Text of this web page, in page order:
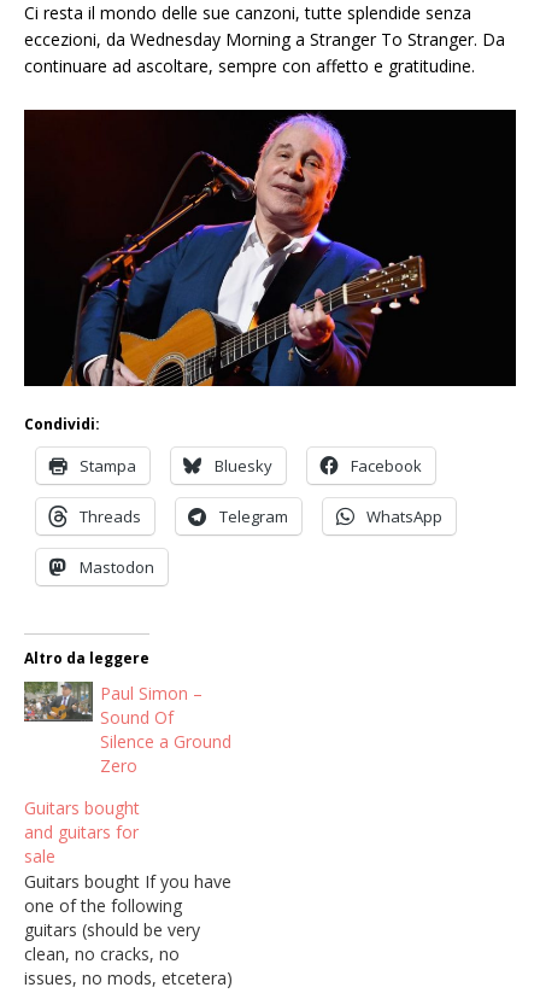
Ci resta il mondo delle sue canzoni, tutte splendide senza
eccezioni, da Wednesday Morning a Stranger To Stranger. Da
continuare ad ascoltare, sempre con affetto e gratitudine.
Condividi:
Stampa Bluesky Facebook
Threads Telegram WhatsApp
Mastodon
Altro da leggere
Paul Simon –
Sound Of
Silence a Ground
Zero
Guitars bought
and guitars for
sale
Guitars bought If you have
one of the following
guitars (should be very
clean, no cracks, no
issues, no mods, etcetera)